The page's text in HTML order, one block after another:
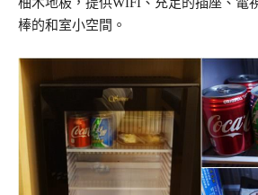
棒的和室小空間。